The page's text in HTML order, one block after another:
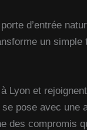
d’entrée
un
Lyon et
pose avec une
des compromis